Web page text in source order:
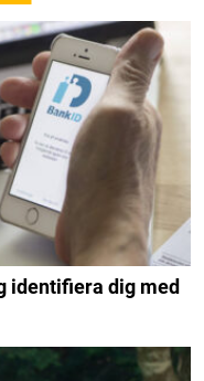
identifiera dig med